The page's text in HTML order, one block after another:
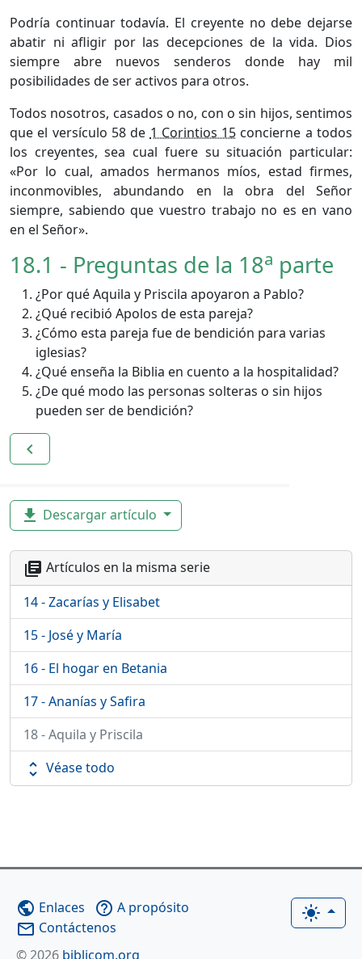
Podría continuar todavía. El creyente no debe dejarse
abatir ni afligir por las decepciones de la vida. Dios
siempre abre nuevos senderos donde hay mil
posibilidades de ser activos para otros.
Todos nosotros, casados o no, con o sin hijos, sentimos
que el versículo 58 de 1 Corintios 15 concierne a todos
los creyentes, sea cual fuere su situación particular:
«Por lo cual, amados hermanos míos, estad firmes,
inconmovibles, abundando en la obra del Señor
siempre, sabiendo que vuestro trabajo no es en vano
en el Señor».
18.1 - Preguntas de la 18a parte
¿Por qué Aquila y Priscila apoyaron a Pablo?
¿Qué recibió Apolos de esta pareja?
¿Cómo esta pareja fue de bendición para varias
iglesias?
¿Qué enseña la Biblia en cuento a la hospitalidad?
¿De qué modo las personas solteras o sin hijos
pueden ser de bendición?
navigate_before
file_download Descargar artículo
library_books Artículos en la misma serie
14 - Zacarías y Elisabet
15 - José y María
16 - El hogar en Betania
17 - Ananías y Safira
18 - Aquila y Priscila
unfold_more Véase todo
light_mode
public Enlaces help_outline A propósito
mail_outline Contáctenos
© 2026 biblicom.org